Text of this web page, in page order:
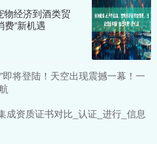
物经济到酒类贸
费”新机遇
即将登陆！天空出现震撼一幕！一
成资质证书对比_认证_进行_信息